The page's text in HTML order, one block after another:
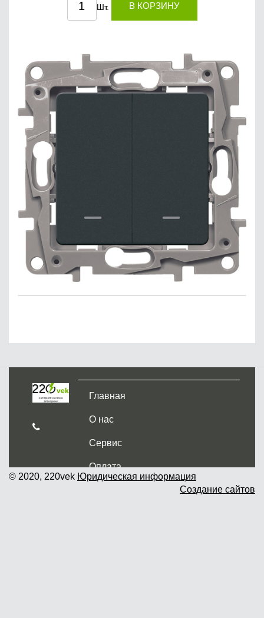
Шт. В КОРЗИНУ
Главная
О нас
Сервис
Оплата
Доставка и самовывоз
© 2020, 220vek Юридическая информация
Создание сайтов